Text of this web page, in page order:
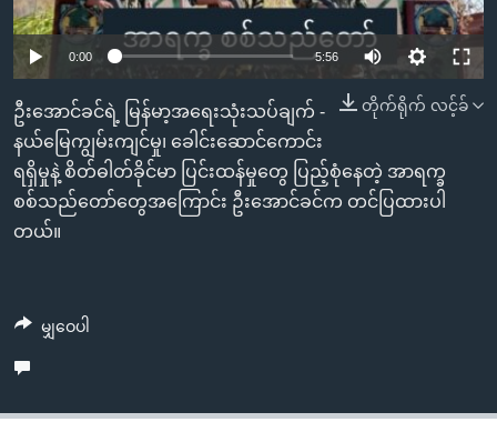
စာမျက်နှာ
သို့
ကျော်
ကြည့်
ရန်
ရှာဖွေ
ရန်
နေရာ
ရန်
ဗွီအိုအေ လူမှုကွန်ယက်များ
ဘာသာစကားများ
Auto 240p 360p 480p
0:00 5:56
240p
480p
တိုက်ရိုက် လင့်ခ်
ဦးအောင်ခင်ရဲ့ မြန်မာ့အရေးသုံးသပ်ချက် -
နယ်မြေကျွမ်းကျင်မှု၊ ခေါင်းဆောင်ကောင်း
ရရှိမှုနဲ့ စိတ်ဓါတ်ခိုင်မာ ပြင်းထန်မှုတွေ ပြည့်စုံနေတဲ့ အာရက္ခ
စစ်သည်တော်တွေအကြောင်း ဦးအောင်ခင်က တင်ပြထားပါ
တယ်။
မျှဝေပါ